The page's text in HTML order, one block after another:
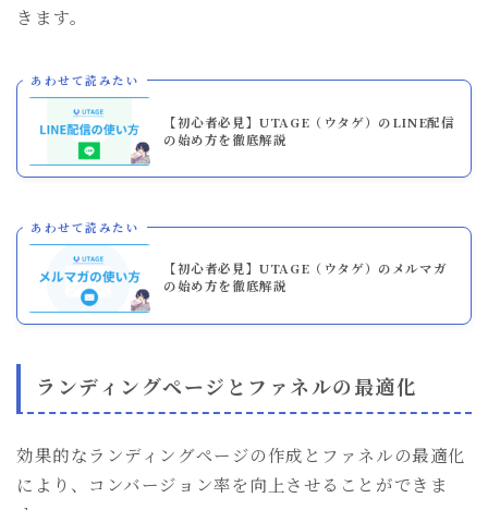
きます。
あわせて読みたい
【初心者必見】UTAGE（ウタゲ）のLINE配信
の始め方を徹底解説
あわせて読みたい
【初心者必見】UTAGE（ウタゲ）のメルマガ
の始め方を徹底解説
ランディングページとファネルの最適化
効果的なランディングページの作成とファネルの最適化
により、コンバージョン率を向上させることができま